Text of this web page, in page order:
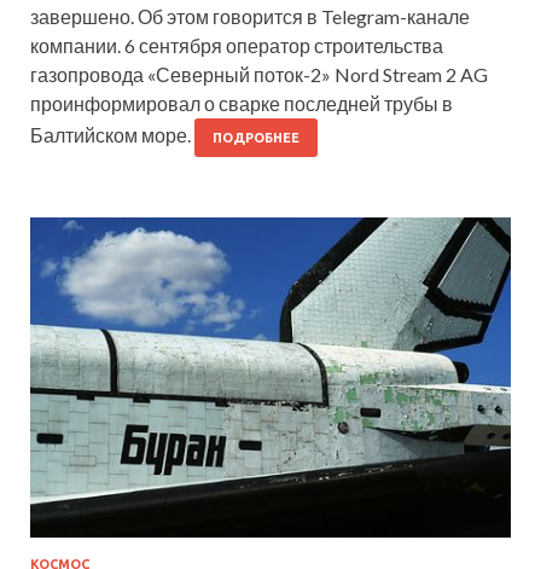
завершено. Об этом говорится в Telegram-канале
компании. 6 сентября оператор строительства
газопровода «Северный поток-2» Nord Stream 2 AG
проинформировал о сварке последней трубы в
Балтийском море.
ПОДРОБНЕЕ
КОСМОС